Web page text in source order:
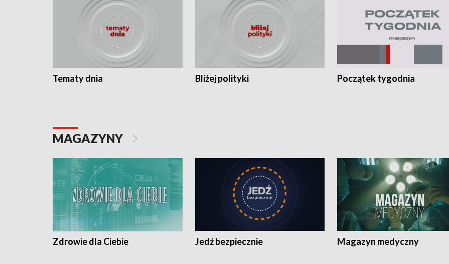
Tematy dnia Bliżej polityki Początek tygodnia
MAGAZYNY
Zdrowie dla Ciebie Jedź bezpiecznie Magazyn medyczny